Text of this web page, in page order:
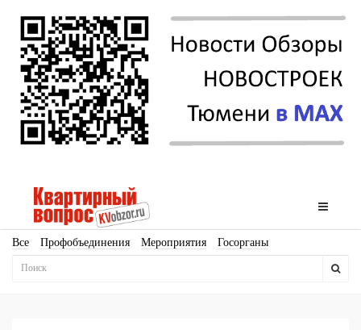
Все Профобъединения Мероприятия Госорганы
Новостройки